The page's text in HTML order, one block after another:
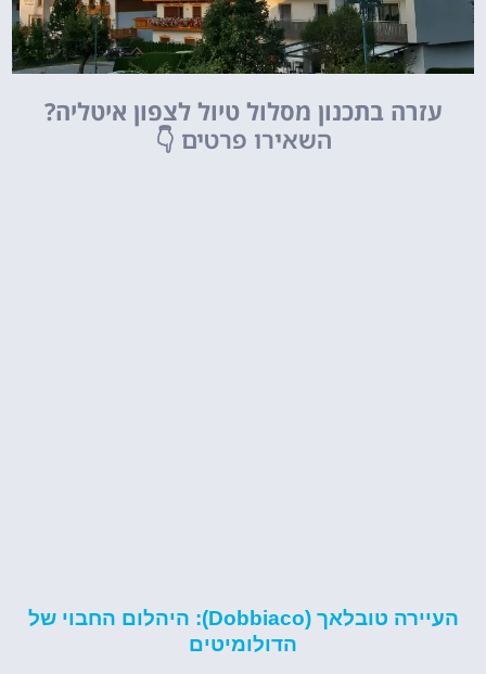
עזרה בתכנון מסלול טיול לצפון איטליה?
השאירו פרטים 👇
העיירה טובלאך (Dobbiaco): היהלום החבוי של
הדולומיטים